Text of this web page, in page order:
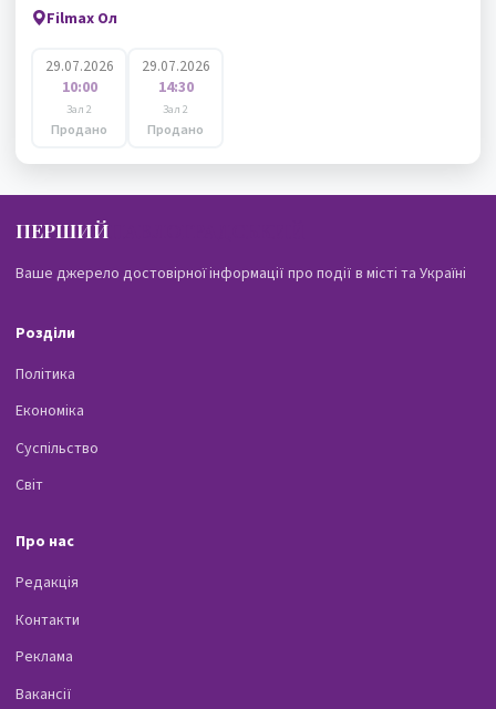
Filmax Ол
29.07.2026
10:00
Зал 2
Продано
29.07.2026
14:30
Зал 2
Продано
ПЕРШИЙ
Ваше джерело достовірної інформації про події в місті та Україні
Розділи
Політика
Економіка
Суспільство
Світ
Про нас
Редакція
Контакти
Реклама
Вакансії